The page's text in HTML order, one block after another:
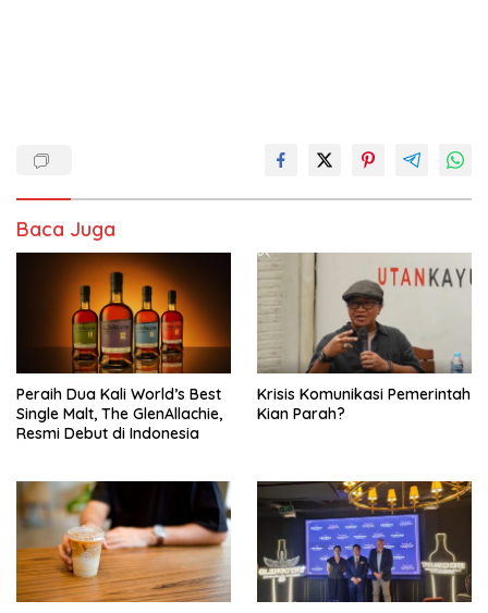
Baca Juga
Peraih Dua Kali World’s Best
Single Malt, The GlenAllachie,
Resmi Debut di Indonesia
Krisis Komunikasi Pemerintah
Kian Parah?